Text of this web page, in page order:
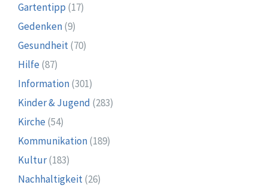
Gartentipp (17)
Gedenken(9)
Gesundheit(70)
Hilfe (87)
Information(301)
Kinder & Jugend (283)
Kirche (54)
Kommunikation(189)
Kultur(183)
Nachhaltigkeit(26)